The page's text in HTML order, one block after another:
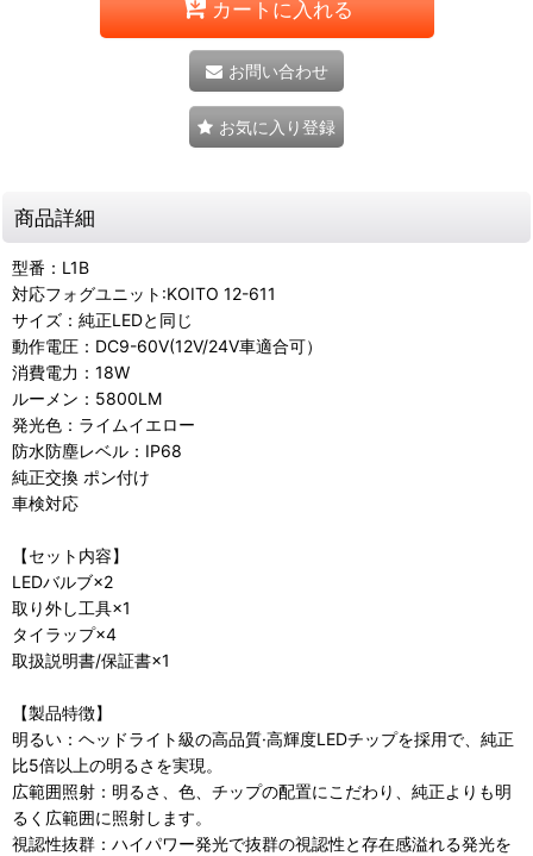
カートに入れる
お問い合わせ
お気に入り登録
商品詳細
型番：L1B
対応フォグユニット:KOITO 12-611
サイズ：純正LEDと同じ
動作電圧：DC9-60V(12V/24V車適合可）
消費電力：18W
ルーメン：5800LM
発光色：ライムイエロー
防水防塵レベル：IP68
純正交換 ポン付け
車検対応
【セット内容】
LEDバルブ×2
取り外し工具×1
タイラップ×4
取扱説明書/保証書×1
【製品特徴】
明るい：ヘッドライト級の高品質·高輝度LEDチップを採用で、純正
比5倍以上の明るさを実現。
広範囲照射：明るさ、色、チップの配置にこだわり、純正よりも明
るく広範囲に照射します。
視認性抜群：ハイパワー発光で抜群の視認性と存在感溢れる発光を